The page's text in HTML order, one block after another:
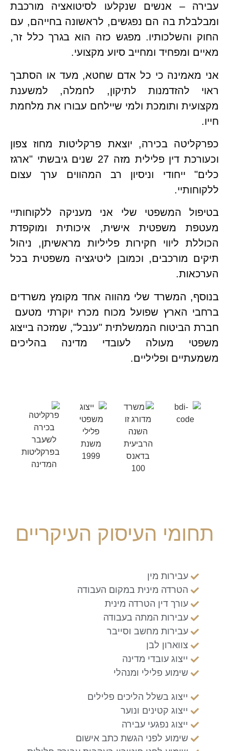
עבירה – אנשים שנקלעו לסיטואציה מורכבת
ומבלבלת בה הם נפגשים, לראשונה בחייהם, עם
החוק והשלכותיו. מפגש כזה הוא בגרך כלל זר,
מאיים ומפחיד ומחייב סיוע מקצועי.
אני מאמינה כי כל אדם שחטא, מעד או הסתבך
ראוי להזדמנות לתיקון, לחמלה, למשענת
מקצועית ותומכת ולמי שיילחם עבורו את מלחמת
חייו.
כפרקליטה בכירה, יוצאת פרקליטות מחוז צפון
וכעורכת דין פלילית מזה 27 שנים גיבשתי "ארגז
כלים" ייחודי וניסיון רב המהווים ערך עצום
ללקוחותיי.
בטיפול המשפטי שלי אני מעניקה ללקוחותיי
מעטפת משפטית אישית, איכותית ומוקפדת
הכוללת ליווי חקירות פליליות מראשיתן, ניהול
תיקים מורכבים, וכמובן ליטיגציה משפטית בכל
הערכאות.
בנוסף, המשרד שלי מהווה אחד מקומץ משרדים
ברחבי הארץ שפועל מכוח מכרז יוקרתי מטעם
חברת הביטוח הממשלתית "ענבל", שמזכה בייצוג
משפטי מעולה לעובדי מדינה בהליכים
משמעתיים ופליליים.
תחומי העיסוק העיקריים
עבירות מין
הטרדה מינית במקום העבודה
עורך דין הטרדה מינית
עבירות המתה בעבודה
עבירות מחשב וסייבר
צווארון לבן
ייצוג עובדי מדינה
שימוע פלילי ומנהלי
ייצוג בשלל הליכים פלילים
ייצוג קטינים ונוער
ייצוג נפגעי עבירה
שימוע לפני הגשת כתב אישום